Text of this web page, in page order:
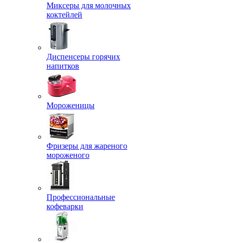
Миксеры для молочных
коктейлей
Диспенсеры горячих
напитков
Мороженицы
Фризеры для жареного
мороженого
Профессиональные
кофеварки